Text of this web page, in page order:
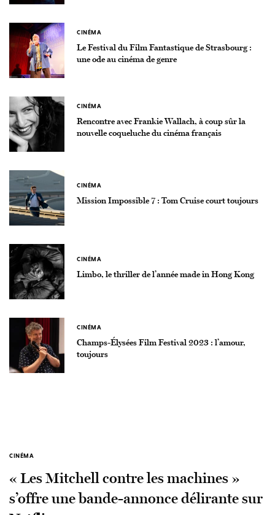
CINÉMA
Le Festival du Film Fantastique de Strasbourg :
une ode au cinéma de genre
CINÉMA
Rencontre avec Frankie Wallach, à coup sûr la
nouvelle coqueluche du cinéma français
CINÉMA
Mission Impossible 7 : Tom Cruise court toujours
CINÉMA
Limbo, le thriller de l’année made in Hong Kong
CINÉMA
Champs-Élysées Film Festival 2023 : l’amour,
toujours
CINÉMA
« Les Mitchell contre les machines »
s’offre une bande-annonce délirante sur